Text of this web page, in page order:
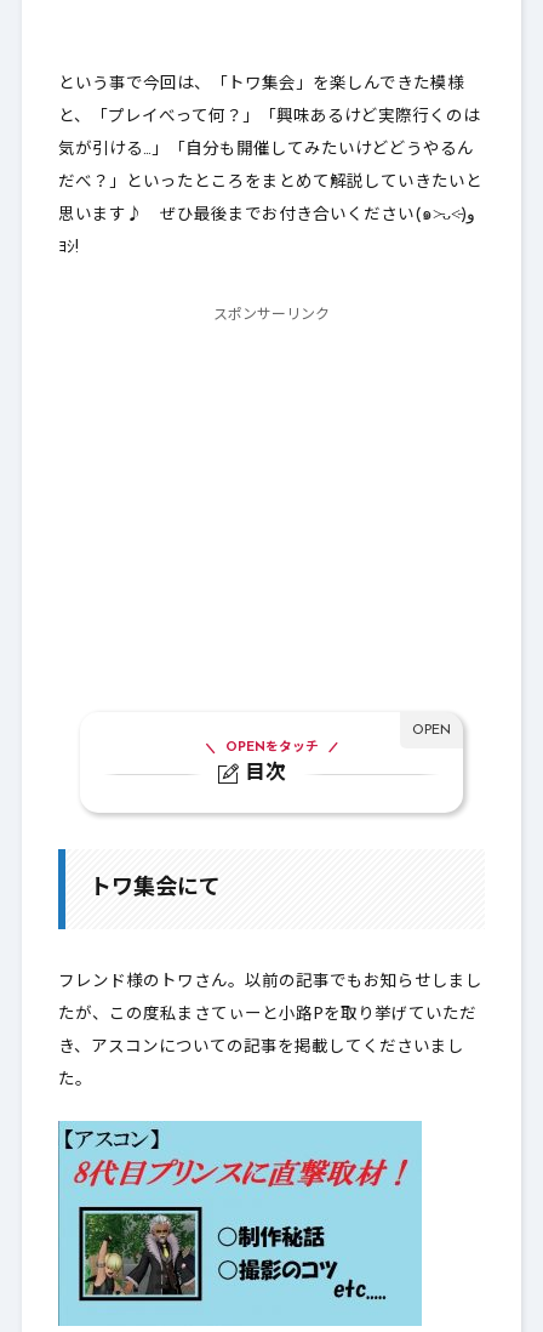
という事で今回は、「トワ集会」を楽しんできた模様
と、「プレイべって何？」「興味あるけど実際行くのは
気が引ける…」「自分も開催してみたいけどどうやるん
だべ？」といったところをまとめて解説していきたいと
思います♪ ぜひ最後までお付き合いください(๑˃̵ᴗ˂̵)و
ﾖｼ!
スポンサーリンク
目次
OPENをタッチ
トワ集会にて
フレンド様のトワさん。以前の記事でもお知らせしまし
たが、この度私まさてぃーと小路Pを取り挙げていただ
き、アスコンについての記事を掲載してくださいまし
た。